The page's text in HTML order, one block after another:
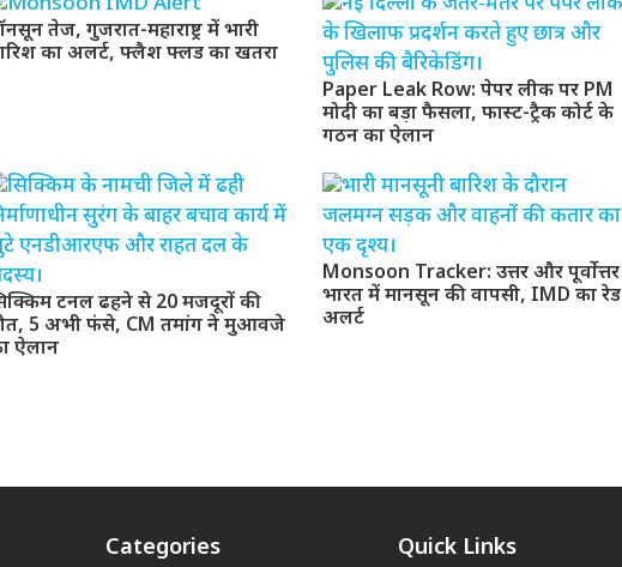
तेज, गुजरात-महाराष्ट्र में भारी
का अलर्ट, फ्लैश फ्लड का खतरा
Paper Leak Row: पेपर लीक पर PM
मोदी का बड़ा फैसला, फास्ट-ट्रैक कोर्ट के
गठन का ऐलान
टनल ढहने से 20 मजदूरों की
5 अभी फंसे, CM तमांग ने मुआवजे
ऐलान
Monsoon Tracker: उत्तर और पूर्वोत्तर
भारत में मानसून की वापसी, IMD का रेड
अलर्ट
Categories Quick Links